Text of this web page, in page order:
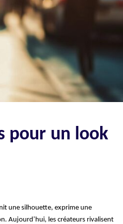
pour un look
une silhouette, exprime une
Aujourd’hui, les créateurs rivalisent